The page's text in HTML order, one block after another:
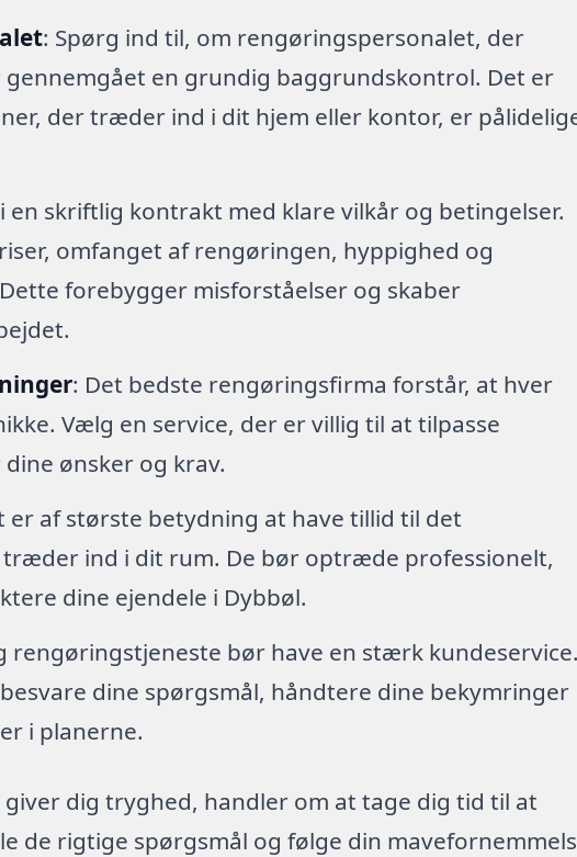
: Spørg ind til, om rengøringspersonalet, der
gennemgået en grundig baggrundskontrol. Det er
der træder ind i dit hjem eller kontor, er
en skriftlig kontrakt med klare vilkår og betingelser.
omfanget af rengøringen, hyppighed og
forebygger misforståelser og skaber
: Det bedste rengøringsfirma forstår, at hver
Vælg en service, der er villig til at tilpasse
ønsker og krav.
er af største betydning at have tillid til det
ind i dit rum. De bør optræde professionelt,
dine ejendele i Dybbøl.
rengøringstjeneste bør have en stærk
dine spørgsmål, håndtere dine bekymringer
i planerne.
dig tryghed, handler om at tage dig tid til at
de rigtige spørgsmål og følge din